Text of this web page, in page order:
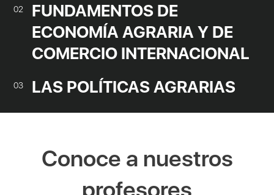
02
FUNDAMENTOS DE
ECONOMÍA AGRARIA Y DE
COMERCIO INTERNACIONAL
03 LAS POLÍTICAS AGRARIAS
Conoce a nuestros